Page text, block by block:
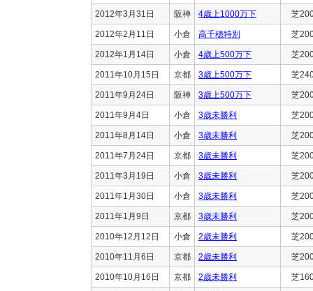
2012年3月31日 阪神 4歳上1000万下 芝
2012年2月11日 小倉 高千穂特別 芝
2012年1月14日 小倉 4歳上500万下 芝
2011年10月15日 京都 3歳上500万下 芝
2011年9月24日 阪神 3歳上500万下 芝
2011年9月4日 小倉 3歳未勝利 芝
2011年8月14日 小倉 3歳未勝利 芝
2011年7月24日 京都 3歳未勝利 芝
2011年3月19日 小倉 3歳未勝利 芝
2011年1月30日 小倉 3歳未勝利 芝
2011年1月9日 京都 3歳未勝利 芝
2010年12月12日 小倉 2歳未勝利 芝
2010年11月6日 京都 2歳未勝利 芝
2010年10月16日 京都 2歳未勝利 芝